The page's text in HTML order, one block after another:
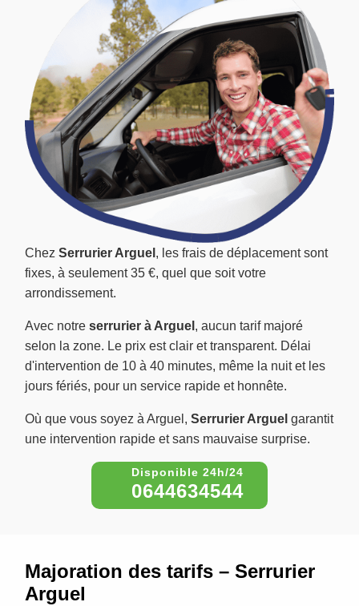
Chez Serrurier Arguel , les frais de déplacement sont
fixes, à seulement 35 €, quel que soit votre
arrondissement.
Avec notre serrurier à Arguel , aucun tarif majoré
selon la zone. Le prix est clair et transparent. Délai
d'intervention de 10 à 40 minutes, même la nuit et les
jours fériés, pour un service rapide et honnête.
Où que vous soyez à Arguel, Serrurier Arguel garantit
une intervention rapide et sans mauvaise surprise.
0644634544
Majoration des tarifs – Serrurier
Arguel